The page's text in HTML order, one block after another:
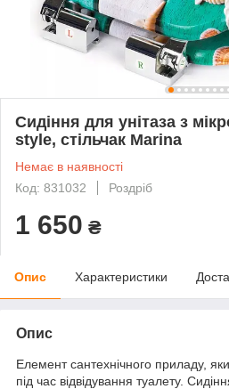
Сидіння для унітаза з
style, стільчак Marina
Немає в наявності
Код: 831032
Роздріб
1 650 ₴
Опис Характеристики
Опис
Елемент сантехнічного приладу,
під час відвідування туалету.